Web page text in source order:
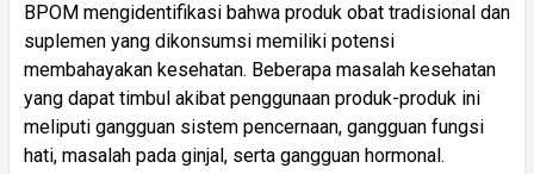
BPOM mengidentifikasi bahwa produk obat tradisional dan
suplemen yang dikonsumsi memiliki potensi
membahayakan kesehatan. Beberapa masalah kesehatan
yang dapat timbul akibat penggunaan produk-produk ini
meliputi gangguan sistem pencernaan, gangguan fungsi
hati, masalah pada ginjal, serta gangguan hormonal.